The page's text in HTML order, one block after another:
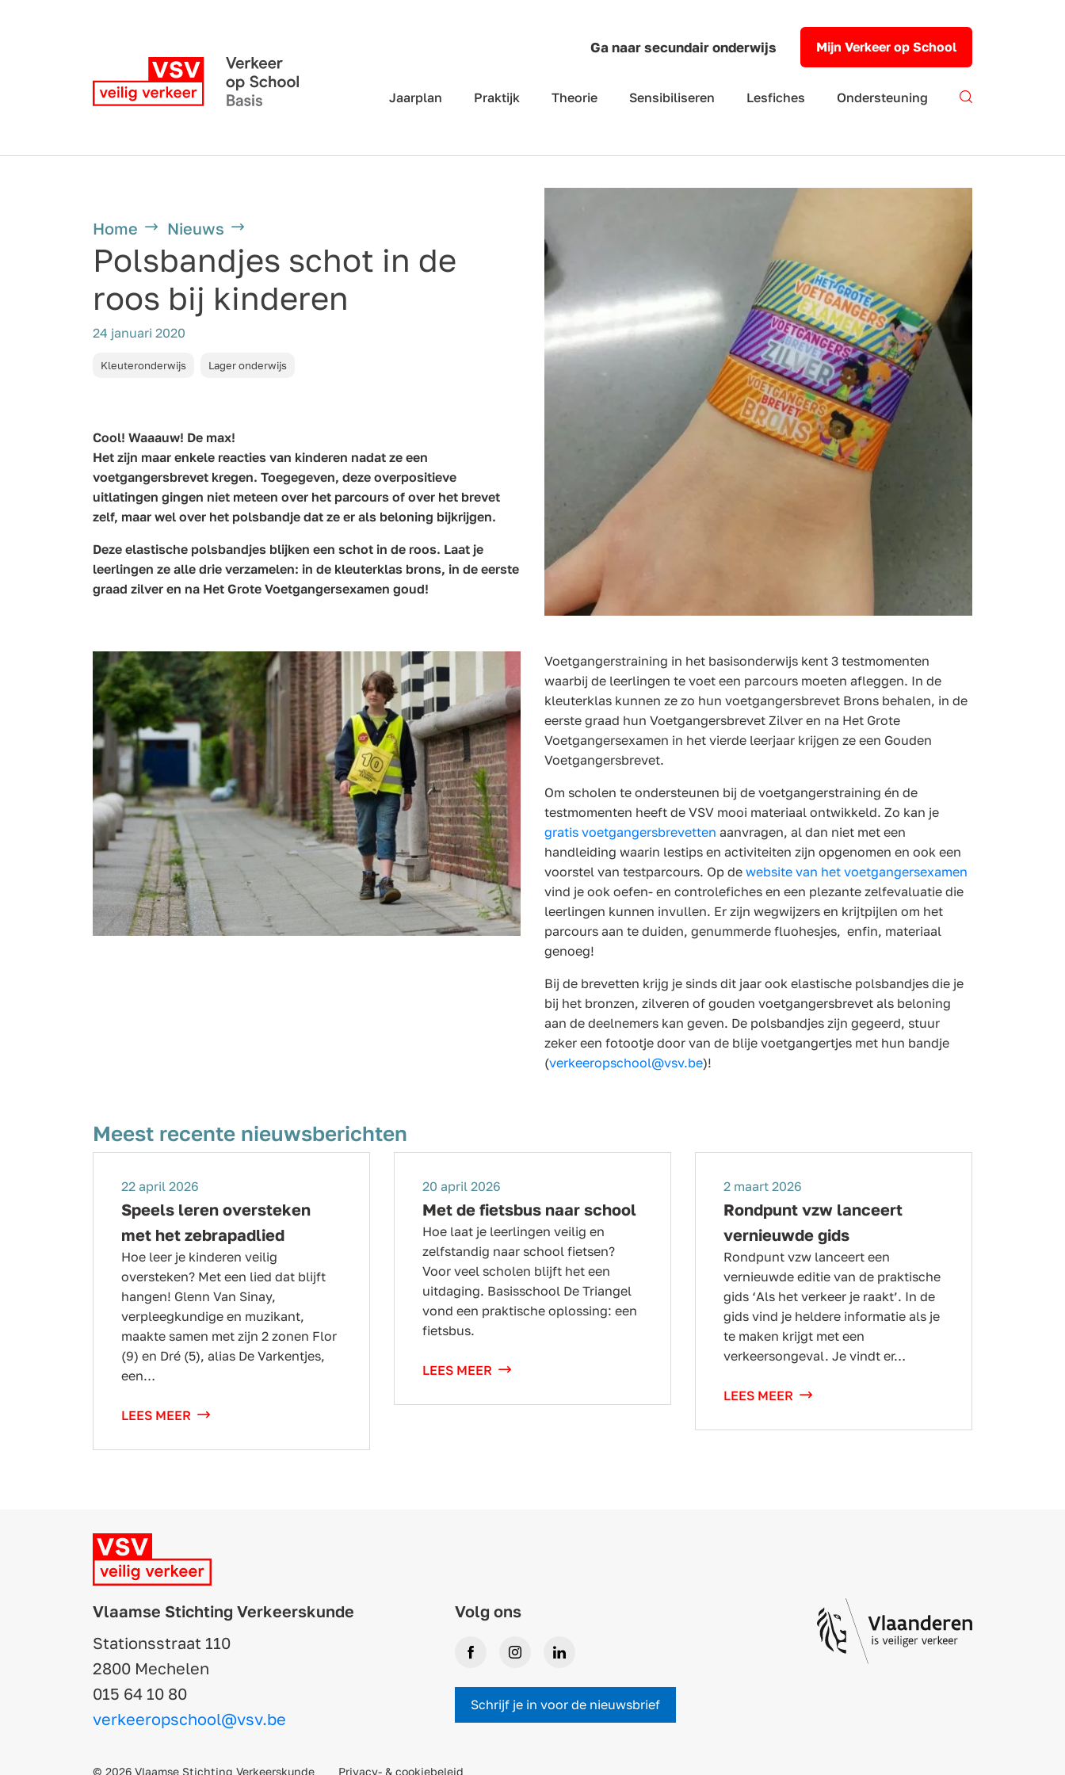
Ga naar secundair onderwijs Mijn Verkeer op School
Jaarplan Praktijk Theorie Sensibiliseren Lesfiches Ondersteuning
Home Nieuws
Polsbandjes schot in de
roos bij kinderen
24 januari 2020
Kleuteronderwijs Lager onderwijs
Cool! Waaauw! De max!
Het zijn maar enkele reacties van kinderen nadat ze een
voetgangersbrevet kregen. Toegegeven, deze overpositieve
uitlatingen gingen niet meteen over het parcours of over het brevet
zelf, maar wel over het polsbandje dat ze er als beloning bijkrijgen.
Deze elastische polsbandjes blijken een schot in de roos. Laat je
leerlingen ze alle drie verzamelen: in de kleuterklas brons, in de eerste
graad zilver en na Het Grote Voetgangersexamen goud!
Voetgangerstraining in het basisonderwijs kent 3 testmomenten
waarbij de leerlingen te voet een parcours moeten afleggen. In de
kleuterklas kunnen ze zo hun voetgangersbrevet Brons behalen, in de
eerste graad hun Voetgangersbrevet Zilver en na Het Grote
Voetgangersexamen in het vierde leerjaar krijgen ze een Gouden
Voetgangersbrevet.
Om scholen te ondersteunen bij de voetgangerstraining én de
testmomenten heeft de VSV mooi materiaal ontwikkeld. Zo kan je
gratis voetgangersbrevetten aanvragen, al dan niet met een
handleiding waarin lestips en activiteiten zijn opgenomen en ook een
voorstel van testparcours. Op de website van het voetgangersexamen
vind je ook oefen- en controlefiches en een plezante zelfevaluatie die
leerlingen kunnen invullen. Er zijn wegwijzers en krijtpijlen om het
parcours aan te duiden, genummerde fluohesjes, enfin, materiaal
genoeg!
Bij de brevetten krijg je sinds dit jaar ook elastische polsbandjes die je
bij het bronzen, zilveren of gouden voetgangersbrevet als beloning
aan de deelnemers kan geven. De polsbandjes zijn gegeerd, stuur
zeker een fotootje door van de blije voetgangertjes met hun bandje
(verkeeropschool@vsv.be)!
Meest recente nieuwsberichten
22 april 2026
Speels leren oversteken
met het zebrapadlied
Hoe leer je kinderen veilig
oversteken? Met een lied dat blijft
hangen! Glenn Van Sinay,
verpleegkundige en muzikant,
maakte samen met zijn 2 zonen Flor
(9) en Dré (5), alias De Varkentjes,
een…
LEES MEER
20 april 2026
Met de fietsbus naar school
Hoe laat je leerlingen veilig en
zelfstandig naar school fietsen?
Voor veel scholen blijft het een
uitdaging. Basisschool De Triangel
vond een praktische oplossing: een
fietsbus.
LEES MEER
2 maart 2026
Rondpunt vzw lanceert
vernieuwde gids
Rondpunt vzw lanceert een
vernieuwde editie van de praktische
gids ‘Als het verkeer je raakt’. In de
gids vind je heldere informatie als je
te maken krijgt met een
verkeersongeval. Je vindt er…
LEES MEER
Vlaamse Stichting Verkeerskunde
Stationsstraat 110
2800 Mechelen
015 64 10 80
verkeeropschool@vsv.be
Volg ons
FacebookInstagramLinkedIn
Schrijf je in voor de nieuwsbrief
© 2026 Vlaamse Stichting Verkeerskunde Privacy- & cookiebeleid